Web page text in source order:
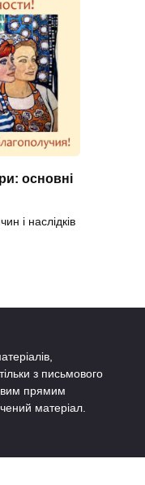
основні
і наслідків
з письмового
прямим
матеріал.